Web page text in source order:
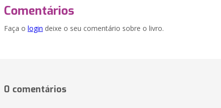
Comentários
Faça o login deixe o seu comentário sobre o livro.
0 comentários